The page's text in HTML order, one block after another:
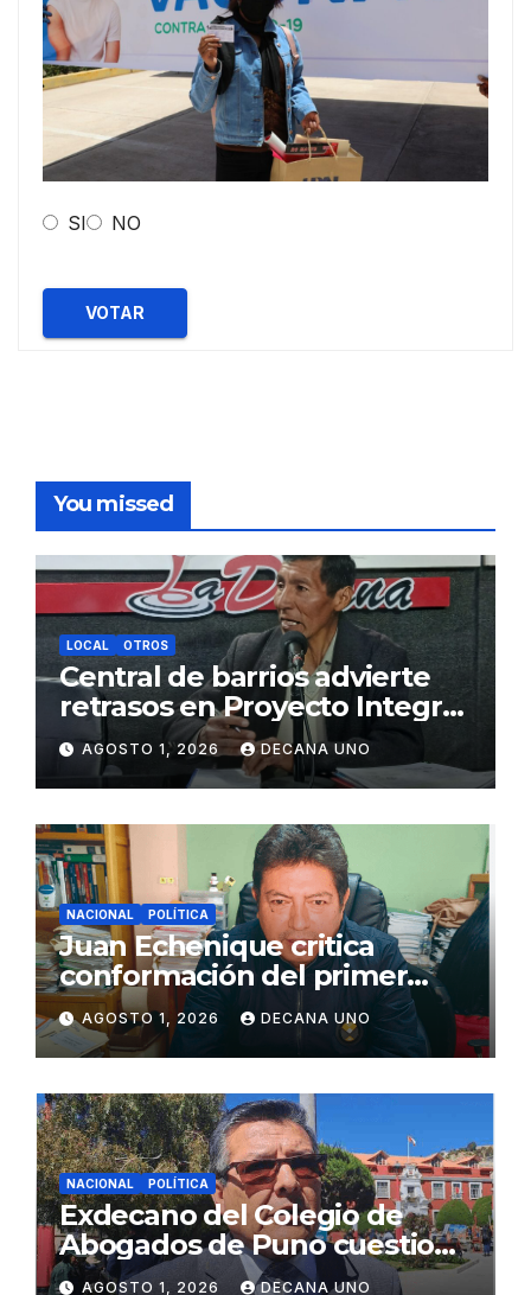
SI NO
VOTAR
You missed
LOCAL OTROS
Central de barrios advierte
retrasos en Proyecto Integral
de Agua y Alcantarillado para
Juliaca
AGOSTO 1, 2026 DECANA UNO
NACIONAL POLÍTICA
Juan Echenique critica
conformación del primer
gabinete ministerial de Keiko
Fujimori
AGOSTO 1, 2026 DECANA UNO
NACIONAL POLÍTICA
Exdecano del Colegio de
Abogados de Puno cuestiona
propuestas sobre seguridad
AGOSTO 1, 2026 DECANA UNO